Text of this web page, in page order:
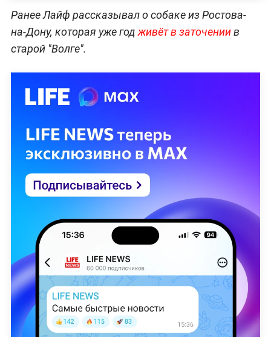
Ранее Лайф рассказывал о собаке из Ростова-
на-Дону, которая уже годживёт в заточениив
старой "Волге".